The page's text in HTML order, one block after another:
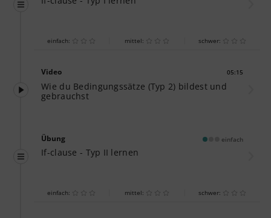
einfach: mittel: schwer:
Video 05:15
Wie du Bedingungssätze (Typ 2) bildest und
gebrauchst
Übung einfach
If-clause - Typ II lernen
einfach: mittel: schwer: